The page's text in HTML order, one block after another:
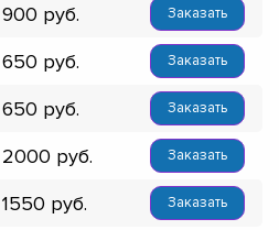
900 Заказать
650 Заказать
650 Заказать
2000 Заказать
1550 Заказать